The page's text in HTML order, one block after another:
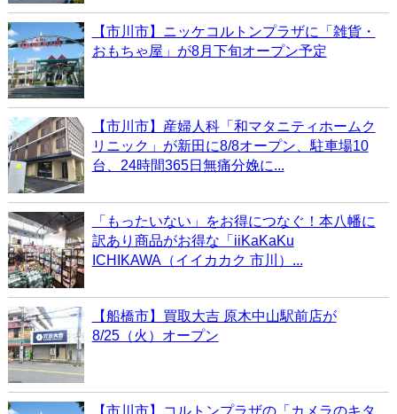
【市川市】ニッケコルトンプラザに「雑貨・
おもちゃ屋」が8月下旬オープン予定
【市川市】産婦人科「和マタニティホームク
リニック」が新田に8/8オープン、駐車場10
台、24時間365日無痛分娩に...
「もったいない」をお得につなぐ！本八幡に
訳あり商品がお得な「iiKaKaKu
ICHIKAWA（イイカカク 市川）...
【船橋市】買取大吉 原木中山駅前店が
8/25（火）オープン
【市川市】コルトンプラザの「カメラのキタ